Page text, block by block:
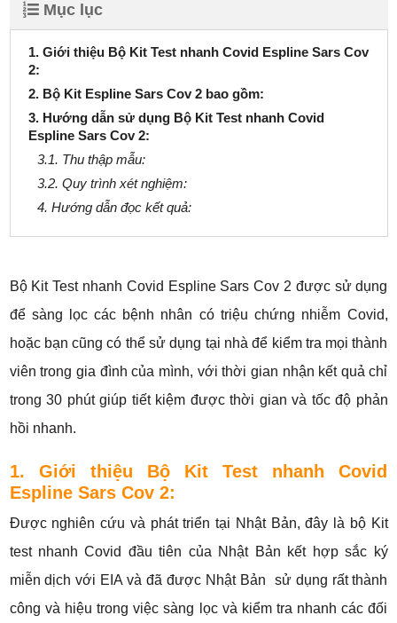
Mục lục
1. Giới thiệu Bộ Kit Test nhanh Covid Espline Sars Cov
2:
2. Bộ Kit Espline Sars Cov 2 bao gồm:
3. Hướng dẫn sử dụng Bộ Kit Test nhanh Covid
Espline Sars Cov 2:
3.1. Thu thập mẫu:
3.2. Quy trình xét nghiệm:
4. Hướng dẫn đọc kết quả:
Bộ Kit Test nhanh Covid Espline Sars Cov 2 được sử dụng
để sàng lọc các bệnh nhân có triệu chứng nhiễm Covid,
hoặc bạn cũng có thể sử dụng tại nhà để kiểm tra mọi thành
viên trong gia đình của mình, với thời gian nhận kết quả chỉ
trong 30 phút giúp tiết kiệm được thời gian và tốc độ phản
hồi nhanh.
1. Giới thiệu Bộ Kit Test nhanh Covid
Espline Sars Cov 2:
Được nghiên cứu và phát triển tại Nhật Bản, đây là bộ Kit
test nhanh Covid đầu tiên của Nhật Bản kết hợp sắc ký
miễn dịch với EIA và đã được Nhật Bản sử dụng rất thành
công và hiệu trong việc sàng lọc và kiểm tra nhanh các đối